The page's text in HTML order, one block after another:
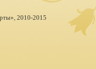
2010-2015